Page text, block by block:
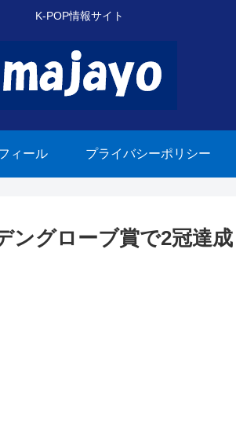
K-POP情報サイト
ィール プライバシーポリシー
ングローブ賞で2冠達成